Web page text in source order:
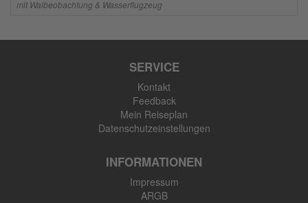
mit Walbeobachtung & Wasserflugzeug
SERVICE
Kontakt
Feedback
Mein Reiseplan
Datenschutzeinstellungen
INFORMATIONEN
Impressum
ARGB